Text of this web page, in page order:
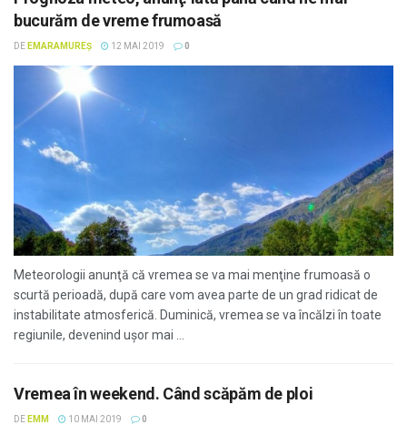
bucurăm de vreme frumoasă
DE EMARAMUREȘ 12 MAI 2019 0
Meteorologii anunţă că vremea se va mai menţine frumoasă o
scurtă perioadă, după care vom avea parte de un grad ridicat de
instabilitate atmosferică. Duminică, vremea se va încălzi în toate
regiunile, devenind ușor mai ...
Vremea în weekend. Când scăpăm de ploi
DE EMM 10 MAI 2019 0